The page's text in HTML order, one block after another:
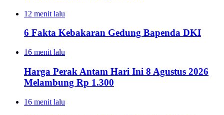
12 menit lalu
6 Fakta Kebakaran Gedung Bapenda DKI
16 menit lalu
Harga Perak Antam Hari Ini 8 Agustus 2026
Melambung Rp 1.300
16 menit lalu